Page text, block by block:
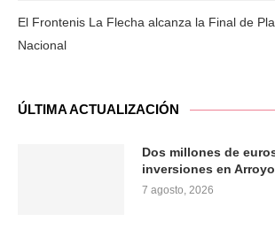
El Frontenis La Flecha alcanza la Final de
Nacional
ÚLTIMA ACTUALIZACIÓN
Dos millones de
inversiones en Arroyo
7 agosto, 2026